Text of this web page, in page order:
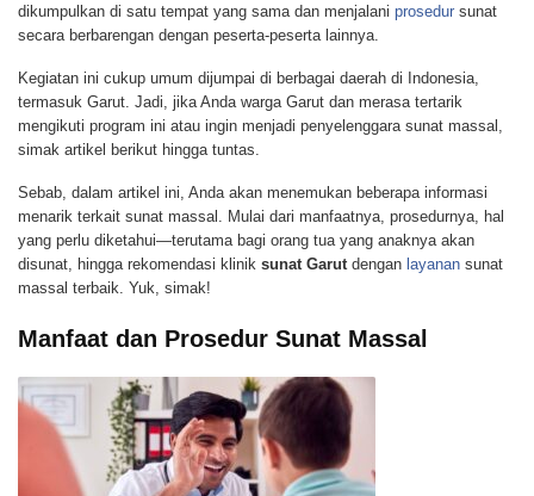
dikumpulkan di satu tempat yang sama dan menjalani prosedur sunat
secara berbarengan dengan peserta-peserta lainnya.
Kegiatan ini cukup umum dijumpai di berbagai daerah di Indonesia,
termasuk Garut. Jadi, jika Anda warga Garut dan merasa tertarik
mengikuti program ini atau ingin menjadi penyelenggara sunat massal,
simak artikel berikut hingga tuntas.
Sebab, dalam artikel ini, Anda akan menemukan beberapa informasi
menarik terkait sunat massal. Mulai dari manfaatnya, prosedurnya, hal
yang perlu diketahui—terutama bagi orang tua yang anaknya akan
disunat, hingga rekomendasi klinik sunat Garut dengan layanan sunat
massal terbaik. Yuk, simak!
Manfaat dan Prosedur Sunat Massal